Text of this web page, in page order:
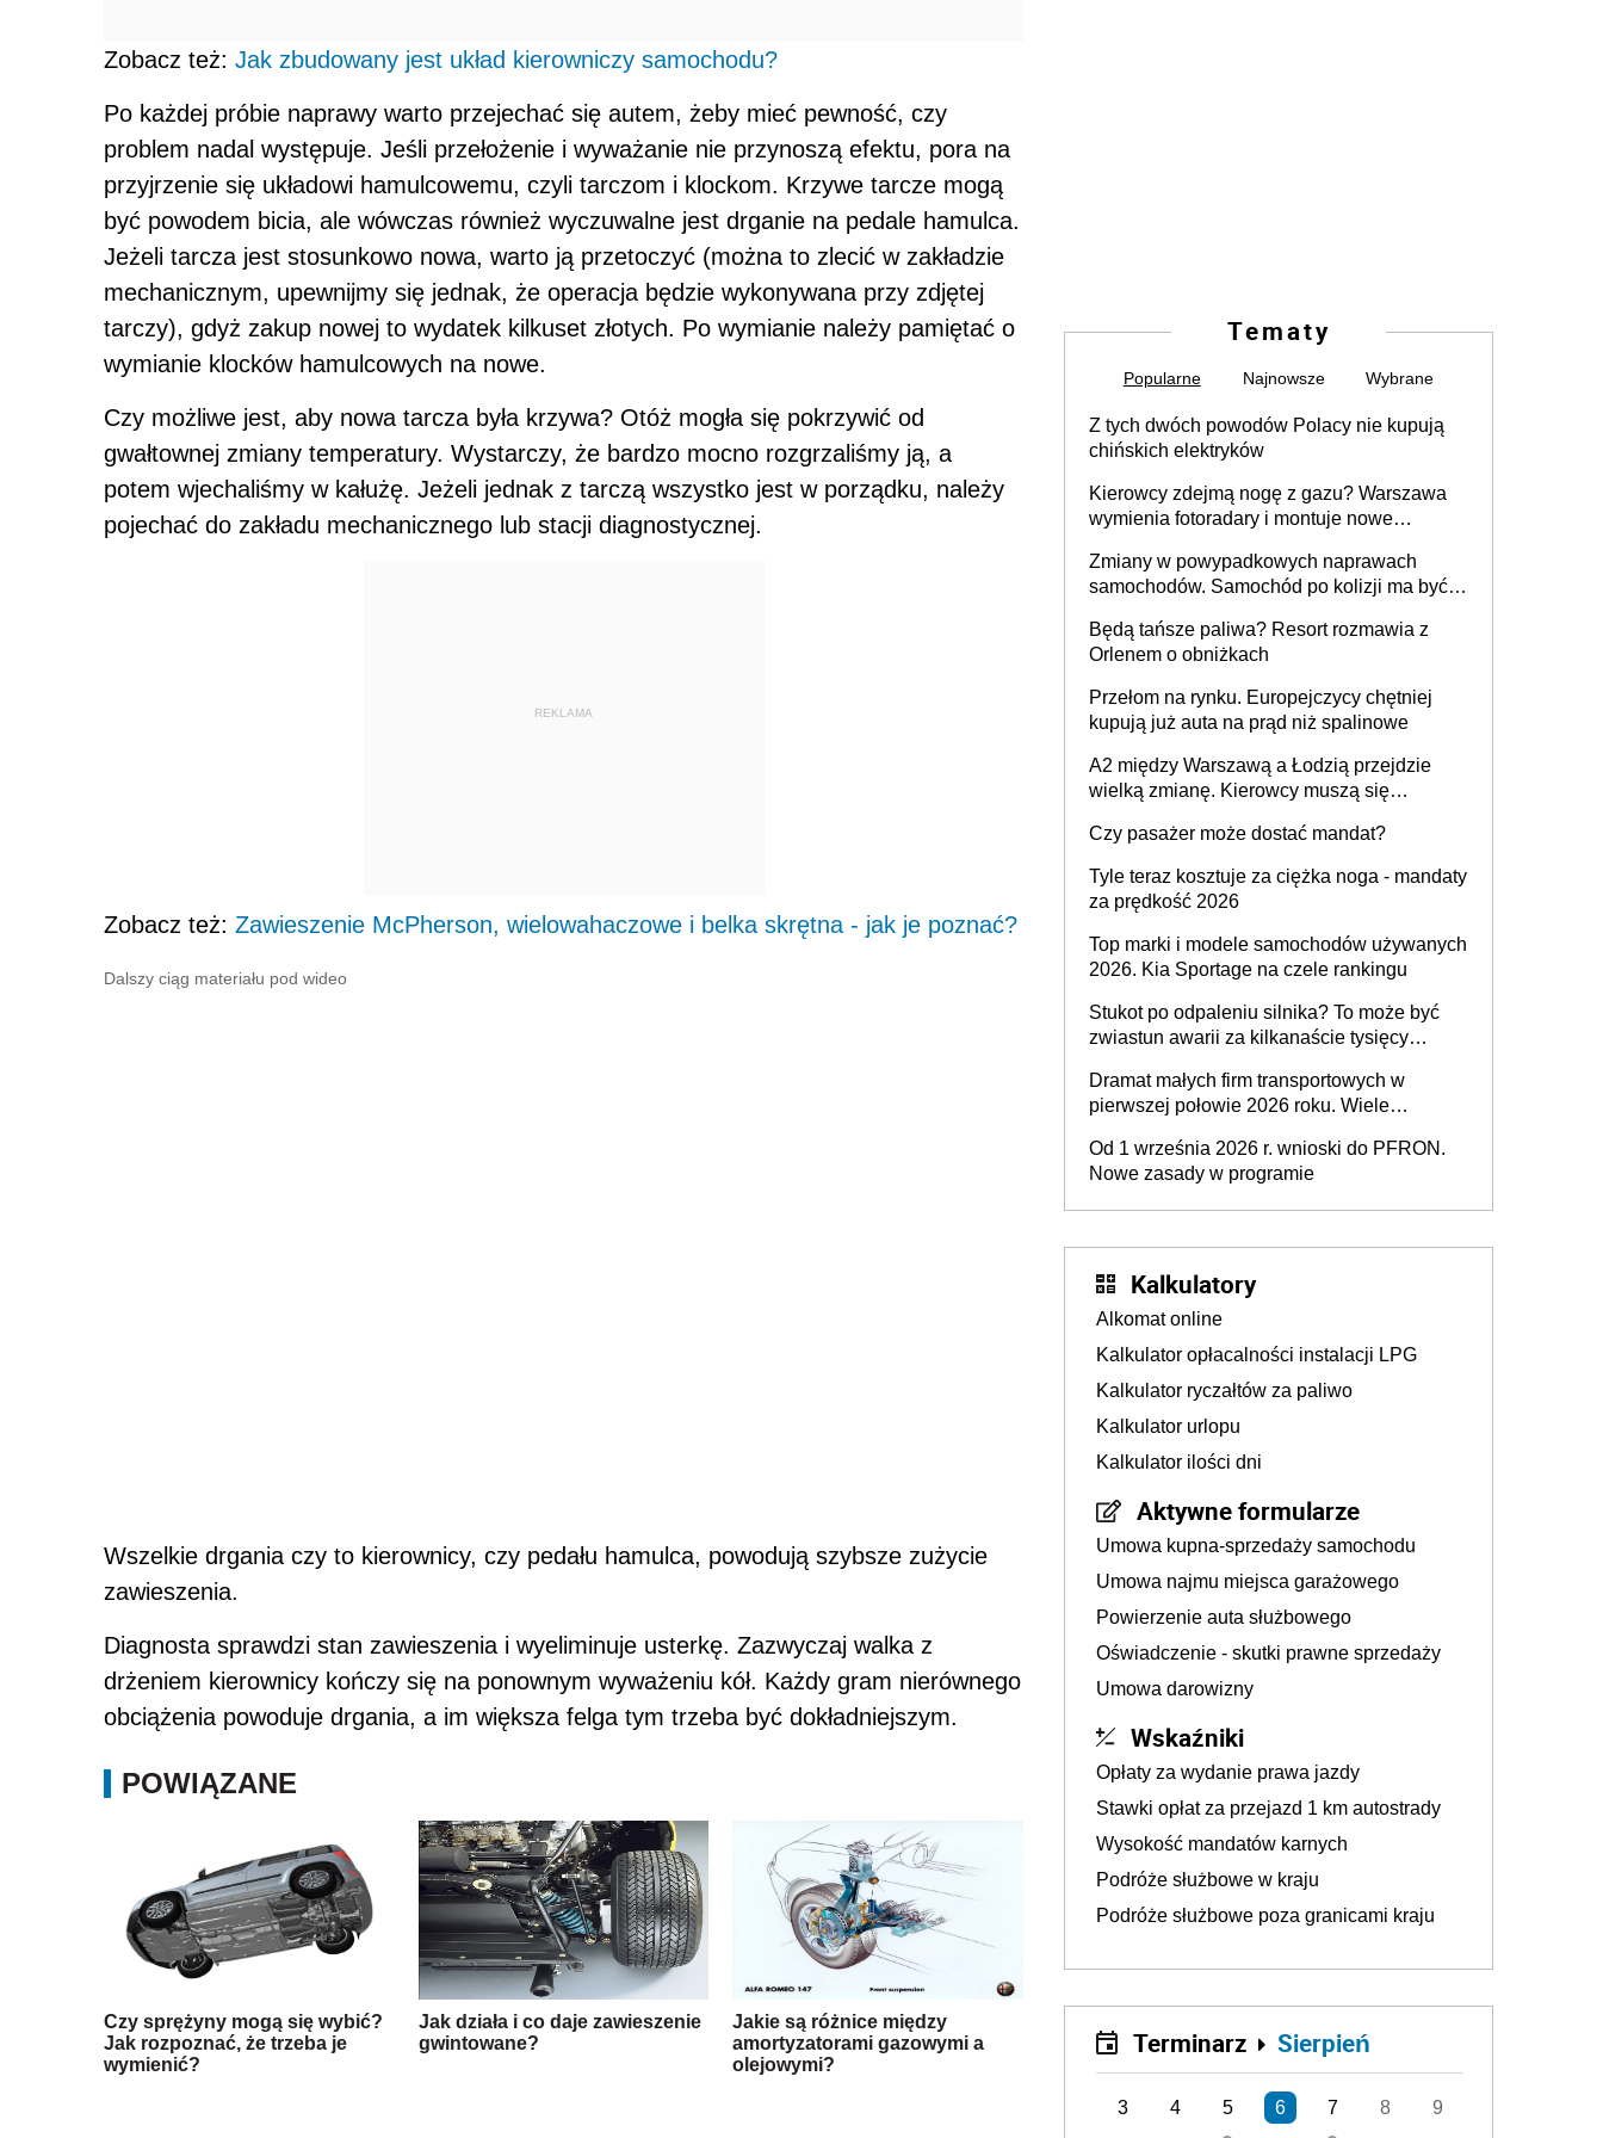
Zobacz też: Jak zbudowany jest układ kierowniczy samochodu?
Po każdej próbie naprawy warto przejechać się autem, żeby mieć pewność, czy
problem nadal występuje. Jeśli przełożenie i wyważanie nie przynoszą efektu, pora na
przyjrzenie się układowi hamulcowemu, czyli tarczom i klockom. Krzywe tarcze mogą
być powodem bicia, ale wówczas również wyczuwalne jest drganie na pedale hamulca.
Jeżeli tarcza jest stosunkowo nowa, warto ją przetoczyć (można to zlecić w zakładzie
mechanicznym, upewnijmy się jednak, że operacja będzie wykonywana przy zdjętej
tarczy), gdyż zakup nowej to wydatek kilkuset złotych. Po wymianie należy pamiętać o
wymianie klocków hamulcowych na nowe.
Czy możliwe jest, aby nowa tarcza była krzywa? Otóż mogła się pokrzywić od
gwałtownej zmiany temperatury. Wystarczy, że bardzo mocno rozgrzaliśmy ją, a
potem wjechaliśmy w kałużę. Jeżeli jednak z tarczą wszystko jest w porządku, należy
pojechać do zakładu mechanicznego lub stacji diagnostycznej.
REKLAMA
Zobacz też: Zawieszenie McPherson, wielowahaczowe i belka skrętna - jak je poznać?
Dalszy ciąg materiału pod wideo
Wszelkie drgania czy to kierownicy, czy pedału hamulca, powodują szybsze zużycie
zawieszenia.
Diagnosta sprawdzi stan zawieszenia i wyeliminuje usterkę. Zazwyczaj walka z
drżeniem kierownicy kończy się na ponownym wyważeniu kół. Każdy gram nierównego
obciążenia powoduje drgania, a im większa felga tym trzeba być dokładniejszym.
POWIĄZANE
Czy sprężyny mogą się wybić?
Jak rozpoznać, że trzeba je
wymienić?
Jak działa i co daje zawieszenie
gwintowane?
Jakie są różnice między
amortyzatorami gazowymi a
olejowymi?
Tematy
Popularne Najnowsze Wybrane
Z tych dwóch powodów Polacy nie kupują
chińskich elektryków
Kierowcy zdejmą nogę z gazu? Warszawa
wymienia fotoradary i montuje nowe
Zmiany w powypadkowych naprawach
samochodów. Samochód po kolizji ma być
technologią producenta
Będą tańsze paliwa? Resort rozmawia z
Orlenem o obniżkach
Przełom na rynku. Europejczycy chętniej
kupują już auta na prąd niż spalinowe
A2 między Warszawą a Łodzią przejdzie
wielką zmianę. Kierowcy muszą się
Czy pasażer może dostać mandat?
Tyle teraz kosztuje za ciężka noga - mandaty
za prędkość 2026
Top marki i modele samochodów używanych
2026. Kia Sportage na czele rankingu
Stukot po odpaleniu silnika? To może być
zwiastun awarii za kilkanaście tysięcy
Dramat małych firm transportowych w
pierwszej połowie 2026 roku. Wiele
Od 1 września 2026 r. wnioski do PFRON.
Nowe zasady w programie
Kalkulatory
Alkomat online
Kalkulator opłacalności instalacji LPG
Kalkulator ryczałtów za paliwo
Kalkulator urlopu
Kalkulator ilości dni
Aktywne formularze
Umowa kupna-sprzedaży samochodu
Umowa najmu miejsca garażowego
Powierzenie auta służbowego
Oświadczenie - skutki prawne sprzedaży
Umowa darowizny
Wskaźniki
Opłaty za wydanie prawa jazdy
Stawki opłat za przejazd 1 km autostrady
Wysokość mandatów karnych
Podróże służbowe w kraju
Podróże służbowe poza granicami kraju
Terminarz Sierpień
3 4 5 6 7 8 9